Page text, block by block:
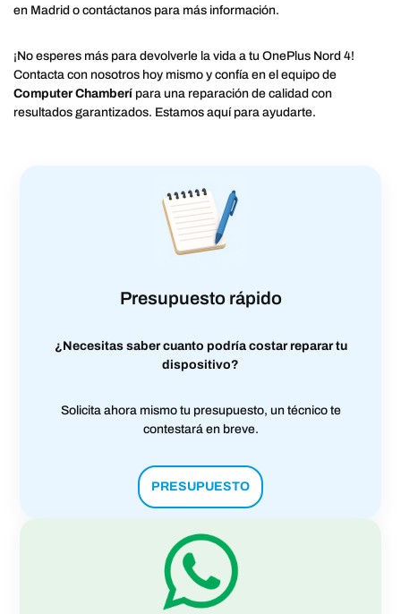
en Madrid o contáctanos para más información.
¡No esperes más para devolverle la vida a tu OnePlus Nord 4!
Contacta con nosotros hoy mismo y confía en el equipo de
Computer Chamberí para una reparación de calidad con
resultados garantizados. Estamos aquí para ayudarte.
Presupuesto rápido
¿Necesitas saber cuanto podría costar reparar tu
dispositivo?
Solicita ahora mismo tu presupuesto, un técnico te
contestará en breve.
PRESUPUESTO